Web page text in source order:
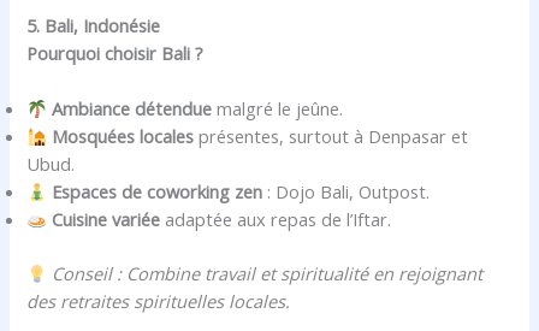
5. Bali, Indonésie
Pourquoi choisir Bali ?
Ambiance détendue malgré le jeûne.
Mosquées locales présentes, surtout à Denpasar et
Ubud.
Espaces de coworking zen : Dojo Bali, Outpost.
Cuisine variée adaptée aux repas de l’Iftar.
Conseil : Combine travail et spiritualité en rejoignant
des retraites spirituelles locales.